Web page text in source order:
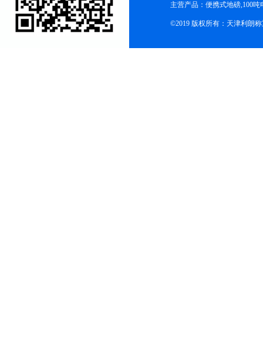
主营产品：便携式地磅,100
©2019 版权所有：天津利朗